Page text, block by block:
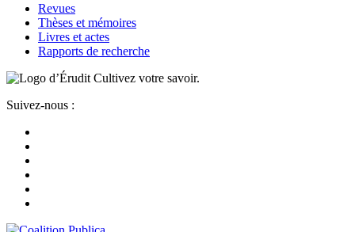
Revues
Thèses et mémoires
Livres et actes
Rapports de recherche
Cultivez votre savoir.
Suivez-nous :